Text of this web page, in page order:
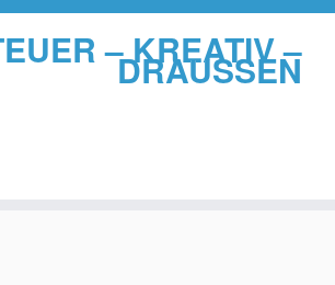
– KREATIV –
DRAUSSEN